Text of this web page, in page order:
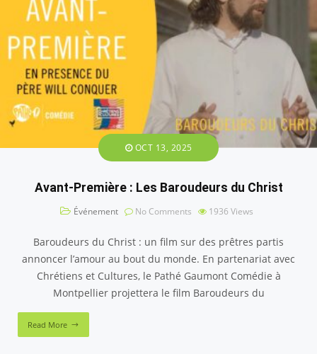
OCT 13, 2025
Avant-Première : Les Baroudeurs du Christ
Événement No Comments 1936 Views
Baroudeurs du Christ : un film sur des prêtres partis
annoncer l’amour au bout du monde. En partenariat avec
Chrétiens et Cultures, le Pathé Gaumont Comédie à
Montpellier projettera le film Baroudeurs du
Read More